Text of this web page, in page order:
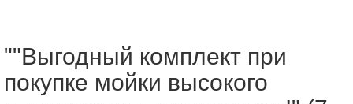
""Выгодный комплект при
покупке мойки высокого